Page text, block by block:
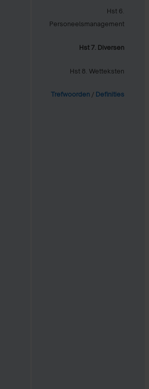
Hst 6.
Personeelsmanagement
Hst 7. Diversen
Hst 8. Wetteksten
Trefwoorden / Definities